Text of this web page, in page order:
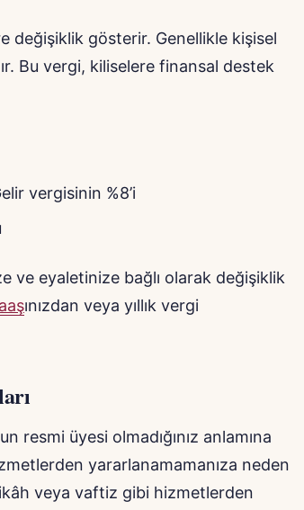
değişiklik gösterir. Genellikle kişisel
Bu vergi, kiliselere finansal destek
vergisinin %8’i
ve eyaletinize bağlı olarak değişiklik
ınızdan veya yıllık vergi
resmi üyesi olmadığınız anlamına
yararlanamamanıza neden
veya vaftiz gibi hizmetlerden